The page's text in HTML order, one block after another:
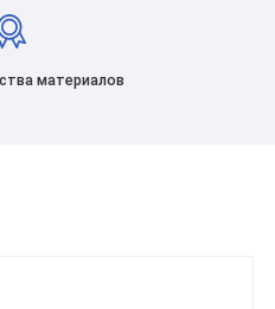
материалов